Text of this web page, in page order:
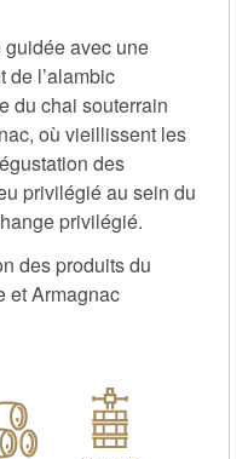
avec une
de l’alambic
du chai souterrain
où vieillissent les
des
privilégié au sein du
privilégié.
des produits du
et Armagnac